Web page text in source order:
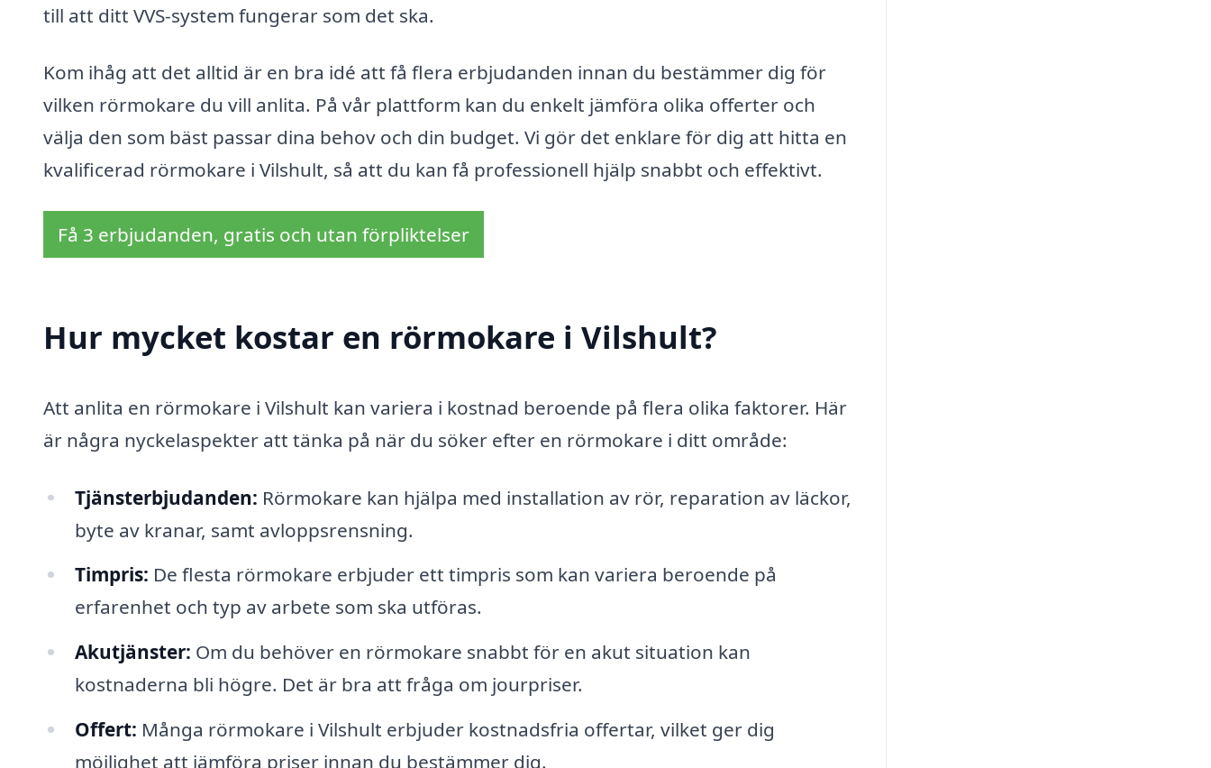
till att ditt VVS-system fungerar som det ska.
Kom ihåg att det alltid är en bra idé att få flera erbjudanden innan du bestämmer dig för
vilken rörmokare du vill anlita. På vår plattform kan du enkelt jämföra olika offerter och
välja den som bäst passar dina behov och din budget. Vi gör det enklare för dig att hitta en
kvalificerad rörmokare i Vilshult, så att du kan få professionell hjälp snabbt och effektivt.
Få 3 erbjudanden, gratis och utan förpliktelser
Hur mycket kostar en rörmokare i Vilshult?
Att anlita en rörmokare i Vilshult kan variera i kostnad beroende på flera olika faktorer. Här
är några nyckelaspekter att tänka på när du söker efter en rörmokare i ditt område:
Tjänsterbjudanden: Rörmokare kan hjälpa med installation av rör, reparation av läckor,
byte av kranar, samt avloppsrensning.
Timpris: De flesta rörmokare erbjuder ett timpris som kan variera beroende på
erfarenhet och typ av arbete som ska utföras.
Akutjänster: Om du behöver en rörmokare snabbt för en akut situation kan
kostnaderna bli högre. Det är bra att fråga om jourpriser.
Offert: Många rörmokare i Vilshult erbjuder kostnadsfria offertar, vilket ger dig
möjlighet att jämföra priser innan du bestämmer dig.